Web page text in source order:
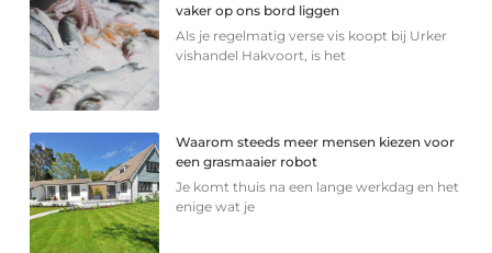
vaker op ons bord liggen
Als je regelmatig verse vis koopt bij Urker
vishandel Hakvoort, is het
Waarom steeds meer mensen kiezen voor
een grasmaaier robot
Je komt thuis na een lange werkdag en het
enige wat je